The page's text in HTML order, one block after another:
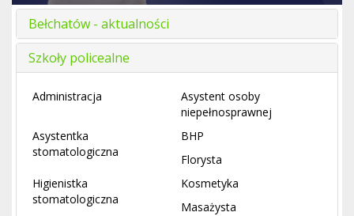
Bełchatów - aktualności
Szkoły policealne
Administracja
Asystent osoby
niepełnosprawnej
Asystentka
stomatologiczna
BHP
Florysta
Higienistka
stomatologiczna
Kosmetyka
Masażysta